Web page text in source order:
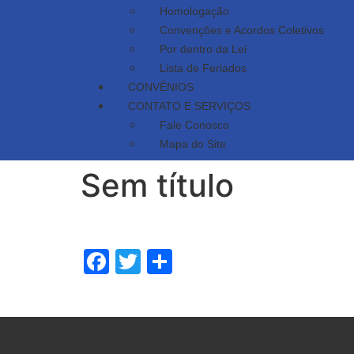
Homologação
Convenções e Acordos Coletivos
Por dentro da Lei
Lista de Feriados
CONVÊNIOS
CONTATO E SERVIÇOS
Fale Conosco
Mapa do Site
Sem título
Facebook
Twitter